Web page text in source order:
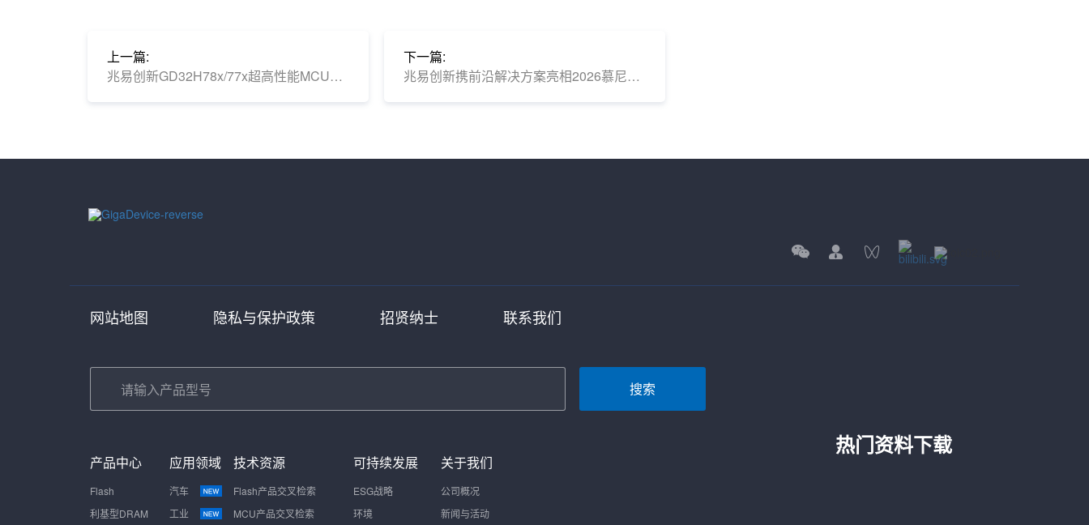
上一篇:
兆易创新GD32H78x/77x超高性能MCU荣获2026年度AIoT创新技术产品奖
下一篇:
兆易创新携前沿解决方案亮相2026慕尼黑电子展，多维突破加速产业智能化转型
网站地图 隐私与保护政策 招贤纳士 联系我们
搜索
产品中心
Flash
利基型DRAM
应用领域
汽车
工业
技术资源
Flash产品交叉检索
MCU产品交叉检索
可持续发展
ESG战略
环境
关于我们
公司概况
新闻与活动
热门资料下载